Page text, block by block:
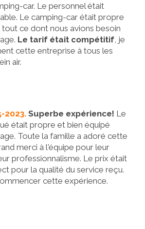
car. Le personnel était
Le camping-car était propre
ce dont nous avions besoin
Le tarif était compétitif , je
cette entreprise à tous les
air.
2023. Superbe expérience! Le
était propre et bien équipé
Toute la famille a adoré cette
merci à l'équipe pour leur
professionnalisme. Le prix était
pour la qualité du service reçu.
cette expérience.